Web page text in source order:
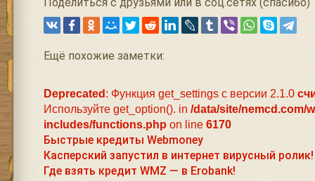
Ещё похожие заметки:
Deprecated : Функция get_settings с версии 2.1.0
Используйте get_option(). in /data/site/nemcd.com/
includes/functions.php on line 6170
Быстрые кредиты Webmoney
Касперский запустил в интернет вирусный ролик!
Где взять кредит WMZ — в Erobank!